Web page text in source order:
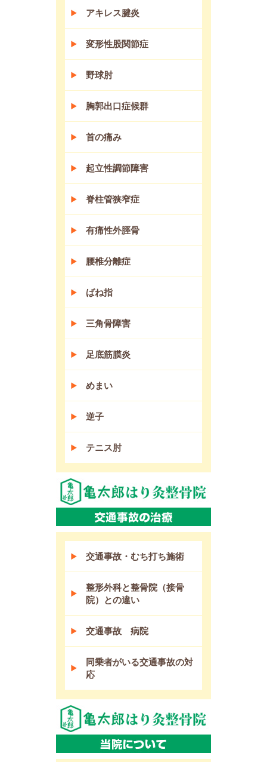
アキレス腱炎
変形性股関節症
野球肘
胸郭出口症候群
首の痛み
起立性調節障害
脊柱管狭窄症
有痛性外脛骨
腰椎分離症
ばね指
三角骨障害
足底筋膜炎
めまい
逆子
テニス肘
交通事故・むち打ち施術
整形外科と整骨院（接骨
院）との違い
交通事故 病院
同乗者がいる交通事故の対
応